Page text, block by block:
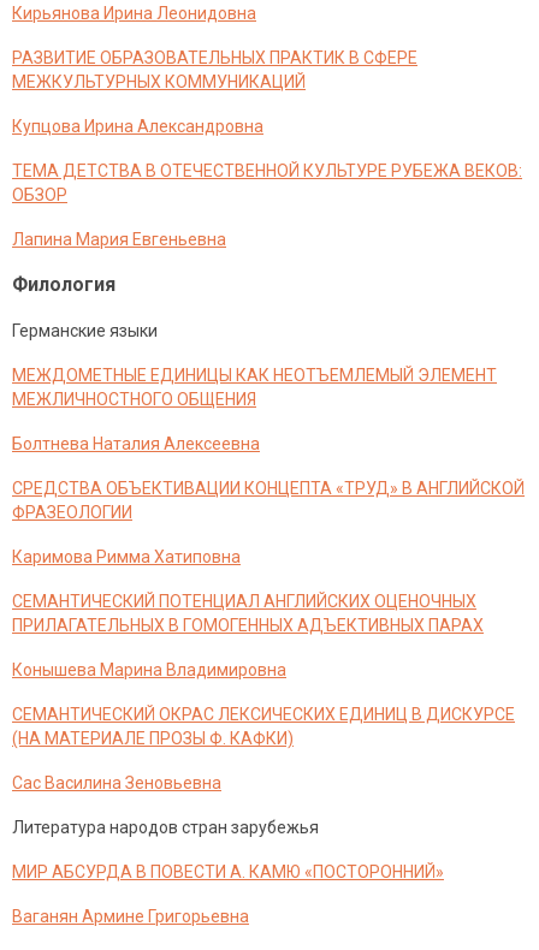
Кирьянова Ирина Леонидовна
РАЗВИТИЕ ОБРАЗОВАТЕЛЬНЫХ ПРАКТИК В СФЕРЕ
МЕЖКУЛЬТУРНЫХ КОММУНИКАЦИЙ
Купцова Ирина Александровна
ТЕМА ДЕТСТВА В ОТЕЧЕСТВЕННОЙ КУЛЬТУРЕ РУБЕЖА ВЕКОВ:
ОБЗОР
Лапина Мария Евгеньевна
Филология
Германские языки
МЕЖДОМЕТНЫЕ ЕДИНИЦЫ КАК НЕОТЪЕМЛЕМЫЙ ЭЛЕМЕНТ
МЕЖЛИЧНОСТНОГО ОБЩЕНИЯ
Болтнева Наталия Алексеевна
СРЕДСТВА ОБЪЕКТИВАЦИИ КОНЦЕПТА «ТРУД» В АНГЛИЙСКОЙ
ФРАЗЕОЛОГИИ
Каримова Римма Хатиповна
СЕМАНТИЧЕСКИЙ ПОТЕНЦИАЛ АНГЛИЙСКИХ ОЦЕНОЧНЫХ
ПРИЛАГАТЕЛЬНЫХ В ГОМОГЕННЫХ АДЪЕКТИВНЫХ ПАРАХ
Конышева Mарина Владимировна
СЕМАНТИЧЕСКИЙ ОКРАС ЛЕКСИЧЕСКИХ ЕДИНИЦ В ДИСКУРСЕ
(НА МАТЕРИАЛЕ ПРОЗЫ Ф. КАФКИ)
Сас Василина Зеновьевна
Литература народов стран зарубежья
МИР АБСУРДА В ПОВЕСТИ А. КАМЮ «ПОСТОРОННИЙ»
Ваганян Армине Григорьевна